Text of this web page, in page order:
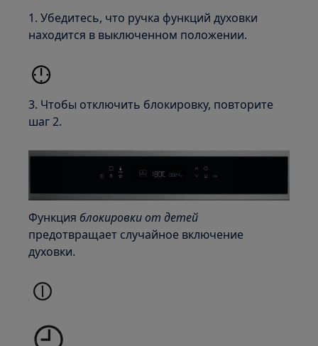
1. Убедитесь, что ручка функций духовки
находится в выключенном положении.
3. Чтобы отключить блокировку, повторите
шаг 2.
Функцияблокировки от детей
предотвращает случайное включение
духовки.